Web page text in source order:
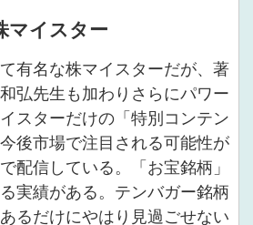
マイスター
有名な株マイスターだが、著
弘先生も加わりさらにパワー
スターだけの「特別コンテン
後市場で注目される可能性が
配信している。「お宝銘柄」
実績がある。テンバガー銘柄
るだけにやはり見過ごせない